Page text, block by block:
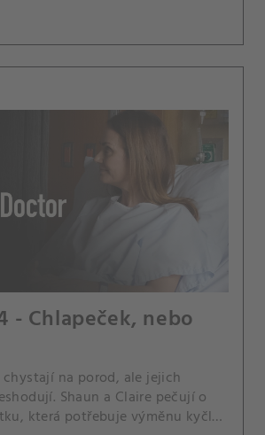
- Chlapeček, nebo
chystají na porod, ale jejich
Shaun a Claire pečují o
která potřebuje výměnu kyčle,